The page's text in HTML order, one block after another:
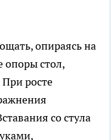
опираясь на
опоры стол,
росте
со стула